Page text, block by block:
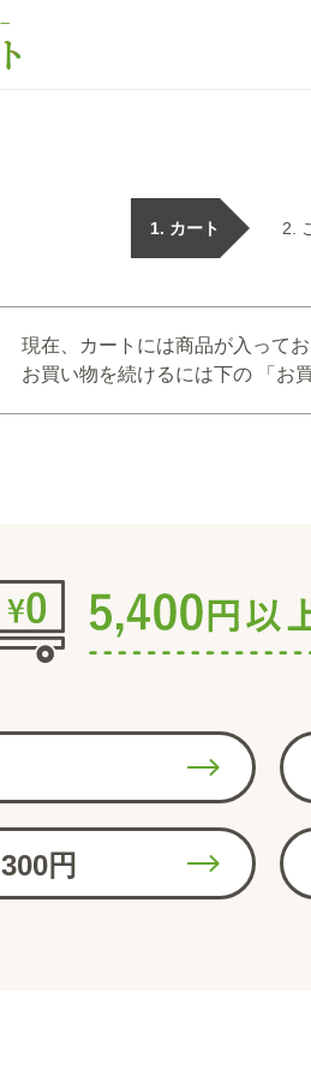
カート
現在、カートには商品が入ってお
お買い物を続けるには下の 「お
円